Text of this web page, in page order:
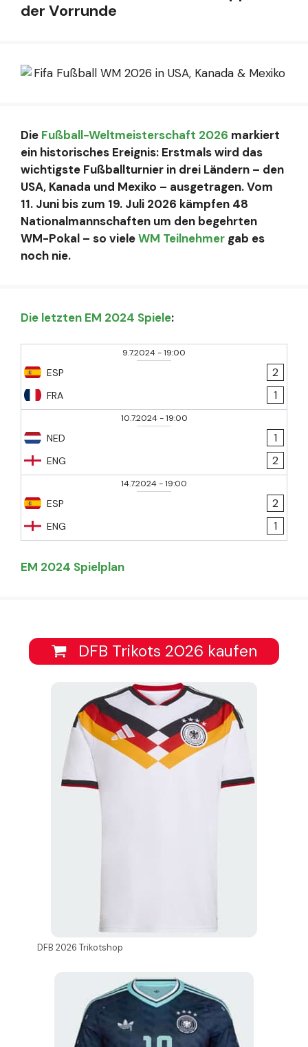
der Vorrunde
Die Fußball-Weltmeisterschaft 2026 markiert
ein historisches Ereignis: Erstmals wird das
wichtigste Fußballturnier in drei Ländern – den
USA, Kanada und Mexiko – ausgetragen. Vom
11. Juni bis zum 19. Juli 2026 kämpfen 48
Nationalmannschaften um den begehrten
WM-Pokal – so vieleWM Teilnehmer gab es
noch nie.
Die letzten EM 2024 Spiele:
9.7.2024-19:00
ESP
FRA
2
1
10.7.2024-19:00
NED
ENG
1
2
14.7.2024-19:00
ESP
ENG
2
1
EM 2024 Spielplan
DFB Trikots 2026 kaufen
DFB 2026 Trikotshop